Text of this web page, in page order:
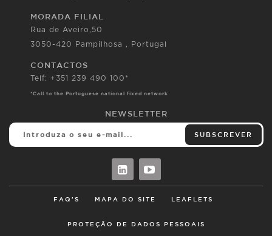
MORADA FILIAL
Rua de Aveiro,50
3050-420 Pampilhosa , Portugal
CONTACTOS
Telf: +351 239 490 100*
*Call to the Portuguese national fixed network
NEWSLETTER
SUBSCREVER
FAQ'S MAPA DO SITE LEAFLETS
PROTEÇÃO DE DADOS PESSOAIS